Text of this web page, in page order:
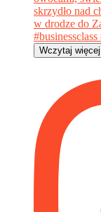
Wczytaj